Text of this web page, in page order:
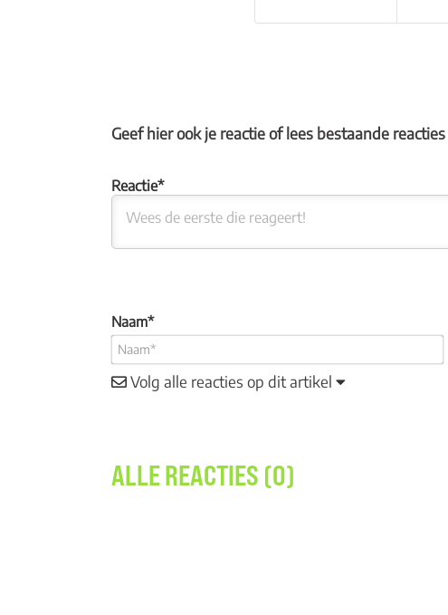
Geef hier ook je reactie of lees bestaande reacties
Naam*
Volg alle reacties op dit artikel
ALLE REACTIES (0)